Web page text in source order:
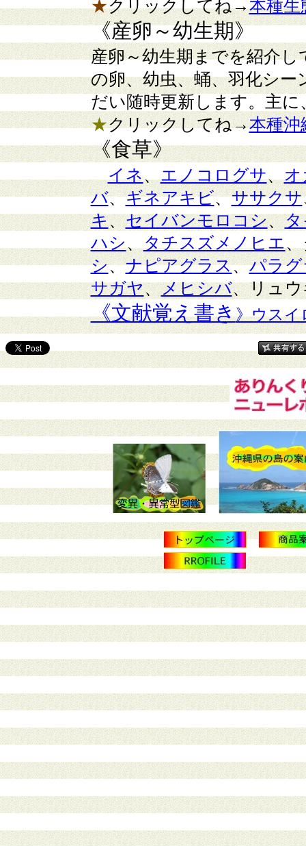
★クリックしてね→本種生
《産卵～幼生期》
産卵～幼生期までを紹介
の卵、幼虫、蛹、羽化シ
だい随時更新します。主
★クリックしてね→本種沖
《食草》
イネ、エノコログサ、オ
バ、ギネアキビ、ササクサ
キ、 セイバンモロコシ、
ハシ、 タチスズメノヒエ
シ、ナピアグラス、パラ
サガヤ、メヒシバ、リュ
《文献覚え書き》ウスイ